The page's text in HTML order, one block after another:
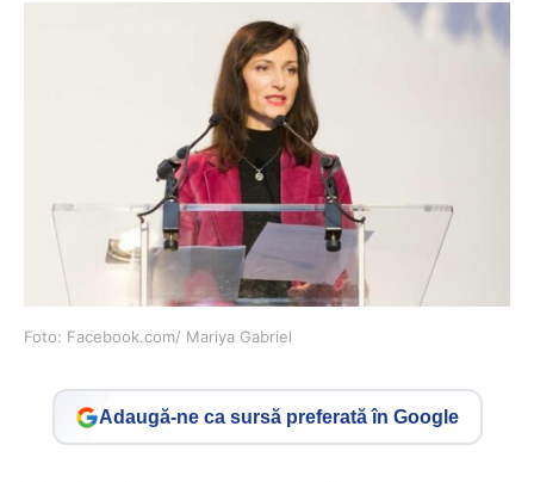
Foto: Facebook.com/ Mariya Gabriel
Adaugă-ne ca sursă preferată în Google